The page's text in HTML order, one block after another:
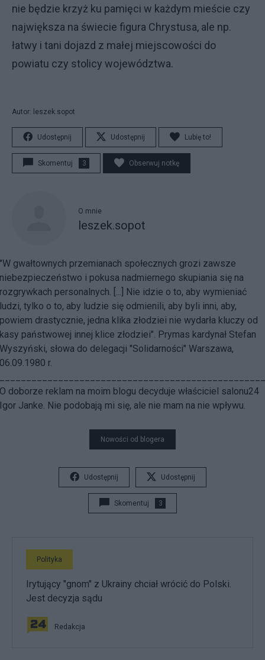
nie będzie krzyż ku pamięci w każdym mieście czy
największa na świecie figura Chrystusa, ale np.
łatwy i tani dojazd z małej miejscowości do
powiatu czy stolicy województwa.
Autor: leszek.sopot
Udostępnij Udostępnij Lubię to!
Skomentuj 3 Obserwuj notkę
O mnie
leszek.sopot
"W gwałtownych przemianach społecznych grozi zawsze
niebezpieczeństwo i pokusa nadmiernego skupiania się na
rozgrywkach personalnych. [...] Nie idzie o to, aby wymieniać
ludzi, tylko o to, aby ludzie się odmienili, aby byli inni, aby,
powiem drastycznie, jedna klika złodziei nie wydarła kluczy od
kasy państwowej innej klice złodziei". Prymas kardynał Stefan
Wyszyński, słowa do delegacji "Solidarności" Warszawa,
06.09.1980 r.
O doborze reklam na moim blogu decyduje właściciel salonu24
Igor Janke. Nie podobają mi się, ale nie mam na nie wpływu.
Nowości od blogera
Udostępnij Udostępnij
Skomentuj 3
Polityka
Irytujący "gnom" z Ukrainy chciał wrócić do Polski.
Jest decyzja sądu
Redakcja